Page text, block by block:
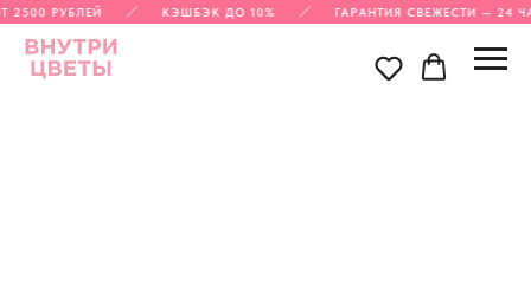
2500 РУБЛЕЙ КЭШБЭК ДО 10% ГАРАНТИЯ СВЕЖЕСТИ — 24